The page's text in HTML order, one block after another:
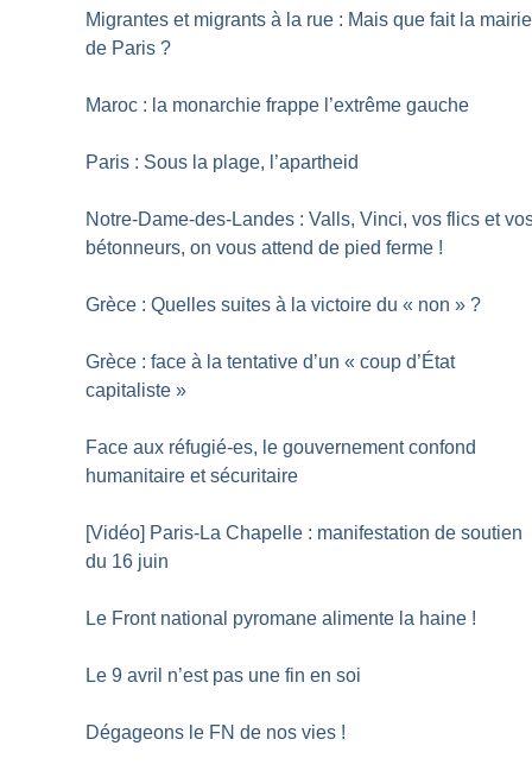
Migrantes et migrants à la rue : Mais que fait la mairie
de Paris ?
Maroc : la monarchie frappe l’extrême gauche
Paris : Sous la plage, l’apartheid
Notre-Dame-des-Landes : Valls, Vinci, vos flics et
bétonneurs, on vous attend de pied ferme !
Grèce : Quelles suites à la victoire du « non » ?
Grèce : face à la tentative d’un « coup d’État
capitaliste »
Face aux réfugié-es, le gouvernement confond
humanitaire et sécuritaire
[Vidéo] Paris-La Chapelle : manifestation de soutien
du 16 juin
Le Front national pyromane alimente la haine !
Le 9 avril n’est pas une fin en soi
Dégageons le FN de nos vies !